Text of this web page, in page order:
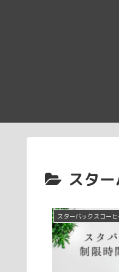
スタ
スターバックスコーヒ